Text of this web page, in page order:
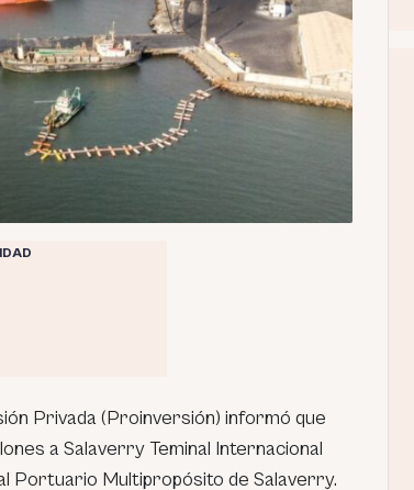
Privada (Proinversión) informó que
a Salaverry Teminal Internacional
Portuario Multipropósito de Salaverry.